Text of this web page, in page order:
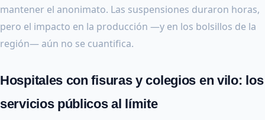
mantener el anonimato. Las suspensiones duraron horas,
pero el impacto en la producción —y en los bolsillos de la
región— aún no se cuantifica.
Hospitales con fisuras y colegios en vilo: los
servicios públicos al límite